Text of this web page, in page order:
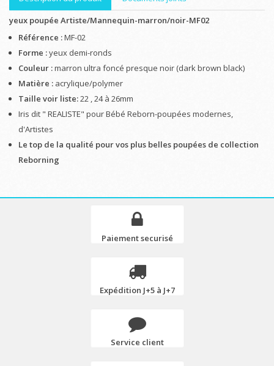
yeux poupée Artiste/Mannequin-marron/noir-MF02
Référence :MF-02
Forme :yeux demi-ronds
Couleur :marron ultra foncé presque noir (dark brown black)
Matière : acrylique/polymer
Taille voir liste:22 , 24 à 26mm
Iris dit " REALISTE" pour Bébé Reborn-poupées modernes,
d'Artistes
Le top de la qualité pour vos plus belles poupées de collection
Reborning
Paiement securisé
Expédition J+5 à J+7
Service client